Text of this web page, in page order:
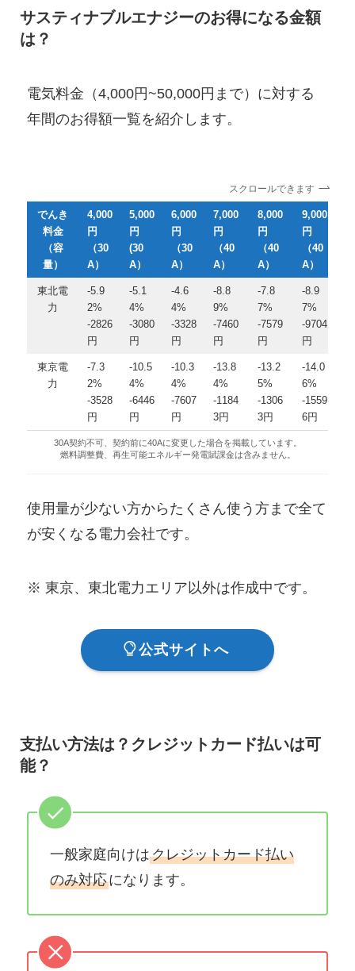
サスティナブルエナジーのお得になる金額
は？
電気料金（4,000円~50,000円まで）に対する
年間のお得額一覧を紹介します。
スクロールできます
でんき
料金
（容
量）
4,000
円
（30
A）
5,000
円
(30
A）
6,000
円
（30
A）
7,000
円
（40
A）
8,000
円
（40
A）
9,000
円
（40
A）
東北電
力
-5.9
2%
-2826
円
-5.1
4%
-3080
円
-4.6
4%
-3328
円
-8.8
9%
-7460
円
-7.8
7%
-7579
円
-8.9
7%
-9704
円
東京電
力
-7.3
2%
-3528
円
-10.5
4%
-6446
円
-10.3
4%
-7607
円
-13.8
4%
-1184
3円
-13.2
5%
-1306
3円
-14.0
6%
-1559
6円
30A契約不可、契約前に40Aに変更した場合を掲載しています。
燃料調整費、再生可能エネルギー発電賦課金は含みません。
使用量が少ない方からたくさん使う方まで全て
が安くなる電力会社です。
※ 東京、東北電力エリア以外は作成中です。
公式サイトへ
支払い方法は？クレジットカード払いは可
能？
一般家庭向けはクレジットカード払い
のみ対応になります。